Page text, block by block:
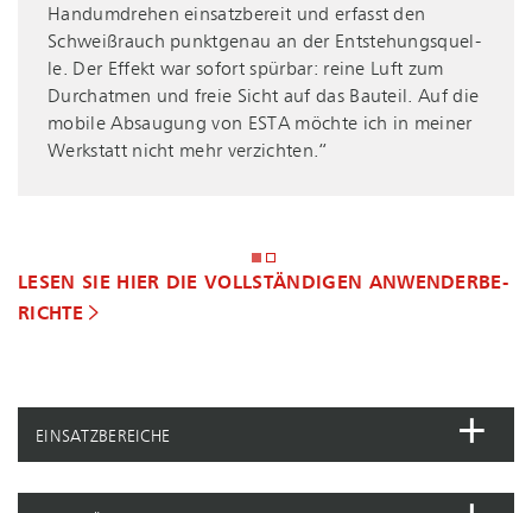
Handumdrehen einsatzbereit und erfasst den
Schweißrauch punktgenau an der Ent­ste­hungs­quel­
le. Der Effekt war sofort spürbar: reine Luft zum
Durchatmen und freie Sicht auf das Bauteil. Auf die
mobile Absaugung von ESTA möchte ich in meiner
Werkstatt nicht mehr verzichten.“
„Optimale Ar­beits­be­din­gun­gen und ein
bestmöglicher Ge­sund­heits­schutz haben für uns
Mit dem ESTA-Konzept aus Punktabsaugung und
LESEN SIE HIER DIE VOLLSTÄNDIGEN AN­WEN­DER­BE­
RICH­TE
EINSATZBEREICHE